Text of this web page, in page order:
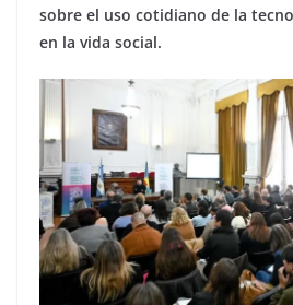
sobre el uso cotidiano de la
en la vida social.